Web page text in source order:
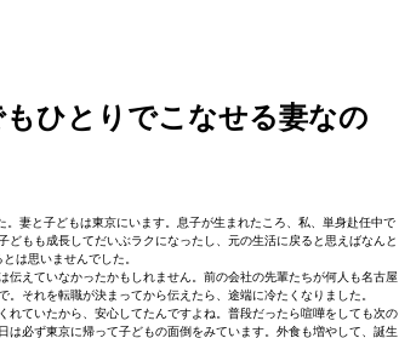
もひとりでこなせる妻なの
妻と子どもは東京にいます。息子が生まれたころ、私、単身赴任中で
もも成長してだいぶラクになったし、元の生活に戻ると思えばなんと
は思いませんでした。
えていなかったかもしれません。前の会社の先輩たちが何人も名古屋
それを転職が決まってから伝えたら、途端に冷たくなりました。
ていたから、安心してたんですよね。普段だったら喧嘩をしても次の
必ず東京に帰って子どもの面倒をみています。外食も増やして、誕生